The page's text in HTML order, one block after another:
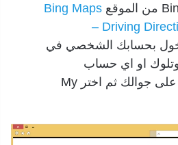
Bing Maps
– Driving
بحسابك الشخصي في
او اي حساب
لمايكروسوف تستخدمه على جوالك ثم اختر My